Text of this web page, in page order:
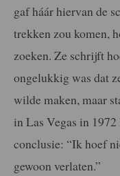
gaf háár hiervan de
trekken zou komen,
zoeken. Ze schrijft
ongelukkig was dat
wilde maken, maar
in Las Vegas in
conclusie: “Ik hoef
gewoon verlaten.”